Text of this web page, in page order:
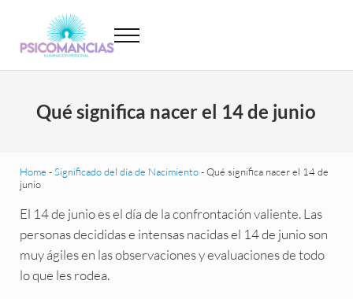
Psicomancias
Menu
Qué significa nacer el 14 de junio
Home -Significado del día de Nacimiento-Qué significa nacer el 14 de
junio
El 14 de junio es el día de la confrontación valiente. Las
personas decididas e intensas nacidas el 14 de junio son
muy ágiles en las observaciones y evaluaciones de todo
lo que les rodea.